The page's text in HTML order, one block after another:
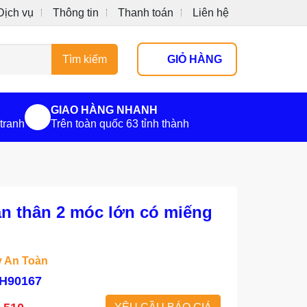
vụ Thông tin Thanh toán Liên hệ
Tìm kiếm GIỎ HÀNG
GIAO HÀNG NHANH
Trên toàn quốc 63 tỉnh thành
thân 2 móc lớn có miếng
An Toàn